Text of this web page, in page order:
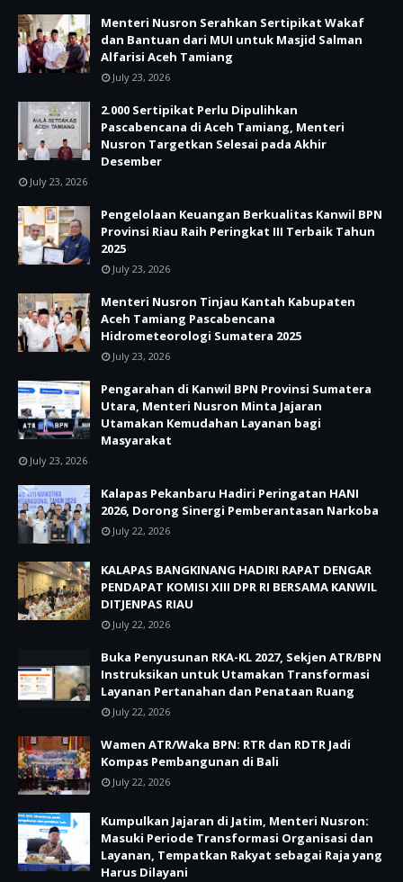
Menteri Nusron Serahkan Sertipikat Wakaf
dan Bantuan dari MUI untuk Masjid Salman
Alfarisi Aceh Tamiang
July 23, 2026
2.000 Sertipikat Perlu Dipulihkan
Pascabencana di Aceh Tamiang, Menteri
Nusron Targetkan Selesai pada Akhir
Desember
July 23, 2026
Pengelolaan Keuangan Berkualitas Kanwil BPN
Provinsi Riau Raih Peringkat III Terbaik Tahun
2025
July 23, 2026
Menteri Nusron Tinjau Kantah Kabupaten
Aceh Tamiang Pascabencana
Hidrometeorologi Sumatera 2025
July 23, 2026
Pengarahan di Kanwil BPN Provinsi Sumatera
Utara, Menteri Nusron Minta Jajaran
Utamakan Kemudahan Layanan bagi
Masyarakat
July 23, 2026
Kalapas Pekanbaru Hadiri Peringatan HANI
2026, Dorong Sinergi Pemberantasan Narkoba
July 22, 2026
KALAPAS BANGKINANG HADIRI RAPAT DENGAR
PENDAPAT KOMISI XIII DPR RI BERSAMA KANWIL
DITJENPAS RIAU
July 22, 2026
Buka Penyusunan RKA-KL 2027, Sekjen ATR/BPN
Instruksikan untuk Utamakan Transformasi
Layanan Pertanahan dan Penataan Ruang
July 22, 2026
Wamen ATR/Waka BPN: RTR dan RDTR Jadi
Kompas Pembangunan di Bali
July 22, 2026
Kumpulkan Jajaran di Jatim, Menteri Nusron:
Masuki Periode Transformasi Organisasi dan
Layanan, Tempatkan Rakyat sebagai Raja yang
Harus Dilayani